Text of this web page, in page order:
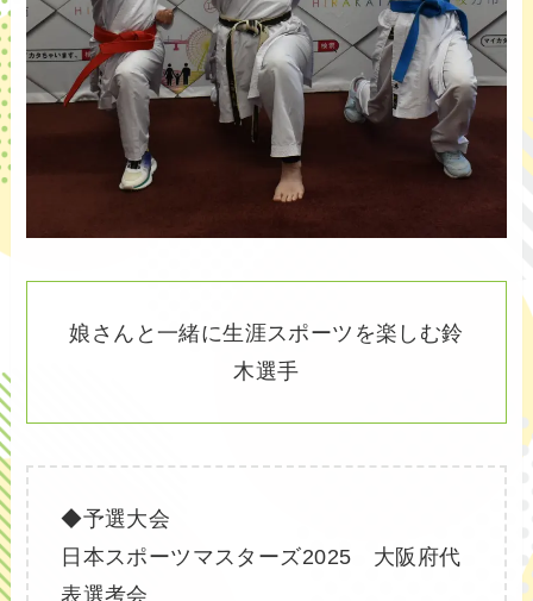
娘さんと一緒に生涯スポーツを楽しむ鈴
木選手
◆予選大会
日本スポーツマスターズ2025 大阪府代
表選考会